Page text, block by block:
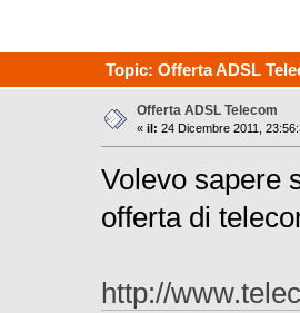
Topic: Offerta ADSL
Offerta ADSL Telecom
« il: 24 Dicembre 2011,
Volevo sapere
offerta di
http://